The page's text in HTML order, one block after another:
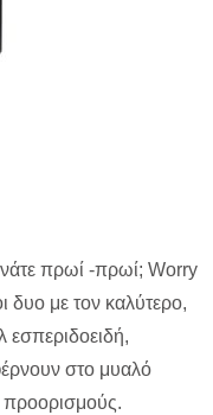
πρωί -πρωί; Worry
δυο με τον καλύτερο,
στο μυαλό